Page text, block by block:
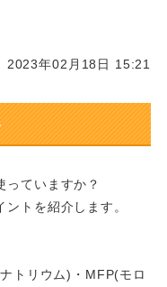
2023年02月18日 15:21
っていますか？
トを紹介します。
トリウム)・MFP(モロ